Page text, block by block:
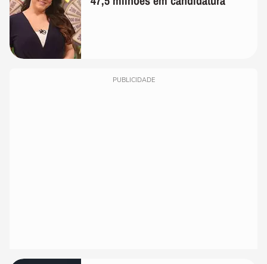
PUBLICIDADE